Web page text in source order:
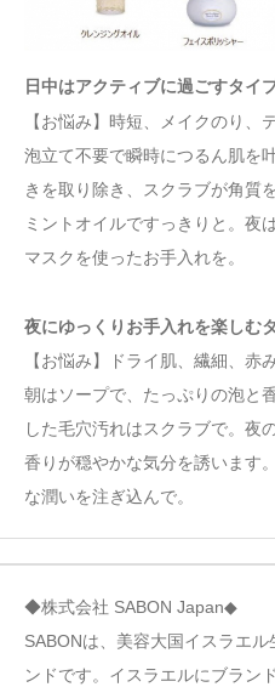
日中はアクティブに過ごすタイ
【お悩み】時短、メイクのり、
泡立て不要で瞬時につるん肌を
きを取り除き、スクラブが角質
ミントオイルですっきりと。夜
マスクを使ったお手入れを。
夜にゆっくりお手入れを楽しむ
【お悩み】ドライ肌、繊細、赤
朝はソープで、たっぷりの泡と
した毛穴汚れはスクラブで。夜
香りが穏やかな気分を誘います
な潤いを注ぎ込んで。
◆株式会社 SABON Japan◆
SABONは、美容大国イスラエ
ンドです。イスラエルにブラン